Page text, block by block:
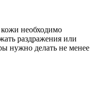
необходимо
раздражения или
нужно делать не менее